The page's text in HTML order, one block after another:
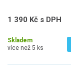
1 390 Kč s DPH
Skladem
více než 5 ks